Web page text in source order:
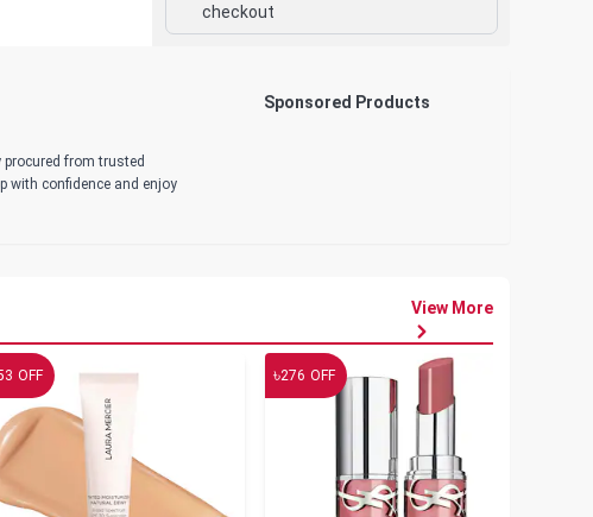
checkout
from trusted
with confidence and enjoy
Sponsored Products
View More
OFF ৳276 OFF